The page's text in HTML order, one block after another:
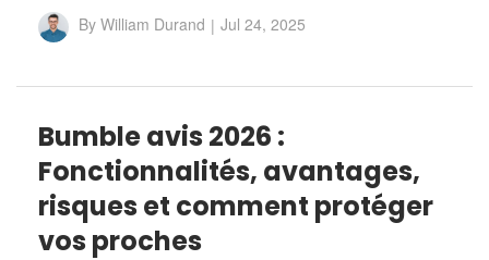
By William Durand | Jul 24, 2025
Bumble avis 2026 :
Fonctionnalités, avantages,
risques et comment protéger
vos proches